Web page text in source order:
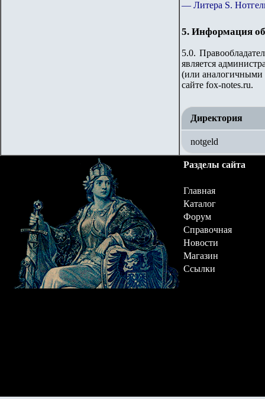
— Литера S.
5. Информация
5.0.
является
(или аналогичными
сайте fox-notes.ru.
Директория
notgeld
Разделы сайта
Главная
Каталог
Форум
Справочная
Новости
Магазин
Ссылки